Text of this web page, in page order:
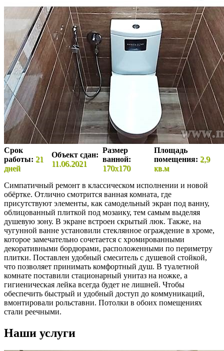
Срок
работы: 21
дней
Объект сдан:
11.06.2021
Размер
ванной:
170х170
Площадь
помещения: 2,9
кв.м
Симпатичный ремонт в классическом исполнении и новой
обёртке. Отлично смотрится ванная комната, где
присутствуют элементы, как самодельный экран под ванну,
облицованный плиткой под мозаику, тем самым выделяя
душевую зону. В экране встроен скрытый люк. Также, на
чугунной ванне установили стеклянное ограждение в хроме,
которое замечательно сочетается с хромированными
декоративными бордюрами, расположенными по периметру
плитки. Поставлен удобный смеситель с душевой стойкой,
что позволяет принимать комфортный душ. В туалетной
комнате поставили стационарный унитаз на ножке, а
гигиеническая лейка всегда будет не лишней. Чтобы
обеспечить быстрый и удобный доступ до коммуникаций,
вмонтировали рольставни. Потолки в обоих помещениях
стали реечными.
Наши услуги